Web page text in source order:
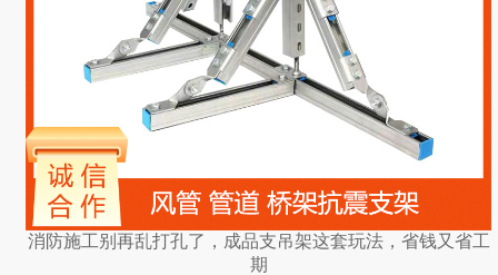
消防施工别再乱打孔了，成品支吊架这套玩法，省钱又省工
期